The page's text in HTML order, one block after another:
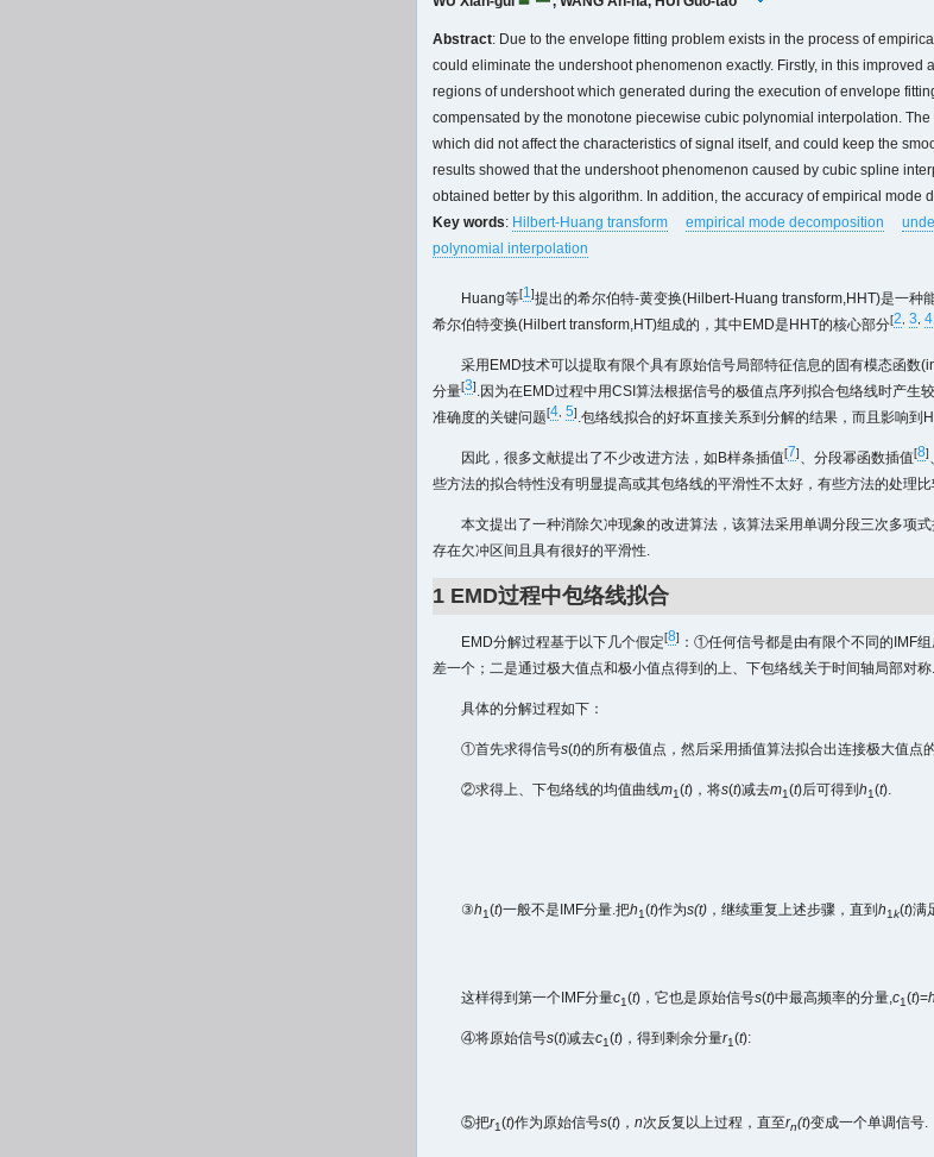
Abstract: Due to the envelope fitting problem exists in the process of
could eliminate the undershoot phenomenon exactly. Firstly, in this
regions of undershoot which generated during the execution of envelope
compensated by the monotone piecewise cubic polynomial interpolation.
which did not affect the characteristics of signal itself, and could keep the
results showed that the undershoot phenomenon caused by cubic spline
obtained better by this algorithm. In addition, the accuracy of empirical mode
Key words: Hilbert-Huang transform empirical mode decomposition
polynomial interpolation
Huang等[1]提出的希尔伯特-黄变换(Hilbert-Huang transform,HHT)是一种
希尔伯特变换(Hilbert transform,HT)组成的，其中EMD是HHT的核心部分[2, 3, 4
采用EMD技术可以提取有限个具有原始信号局部特征信息的固有模态函
分量[3].因为在EMD过程中用CSI算法根据信号的极值点序列拟合包络线时产
准确度的关键问题[4, 5].包络线拟合的好坏直接关系到分解的结果，而且影响到
因此，很多文献提出了不少改进方法，如B样条插值[7]、分段幂函数插值[8]
些方法的拟合特性没有明显提高或其包络线的平滑性不太好，有些方法的处理
本文提出了一种消除欠冲现象的改进算法，该算法采用单调分段三次多项
存在欠冲区间且具有很好的平滑性.
1 EMD过程中包络线拟合
EMD分解过程基于以下几个假定[8] ：①任何信号都是由有限个不同的IMF
差一个；二是通过极大值点和极小值点得到的上、下包络线关于时间轴局部对称.
具体的分解过程如下：
①首先求得信号s(t)的所有极值点，然后采用插值算法拟合出连接极大值点
②求得上、下包络线的均值曲线m1(t)，将s(t)减去m1(t)后可得到 h1(t).
③h1(t)一般不是IMF分量.把h1(t)作为s(t) ，继续重复上述步骤，直到 h1k(t)满
这样得到第一个IMF分量c1(t)，它也是原始信号s(t)中最高频率的分量,c1(t)=h
④将原始信号s(t)减去c1(t)，得到剩余分量r1(t):
⑤把r1(t)作为原始信号s(t)， n次反复以上过程，直至rn(t)变成一个单调信号.